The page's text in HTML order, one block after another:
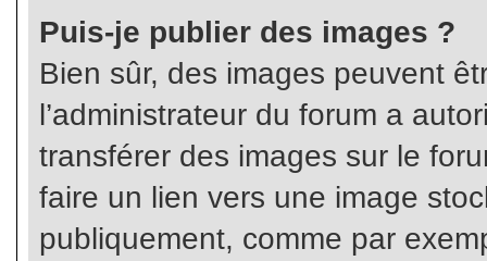
Puis-je publier des images ?
Bien sûr, des images peuvent
l’administrateur du forum a
transférer des images sur le
faire un lien vers une image
publiquement, comme par